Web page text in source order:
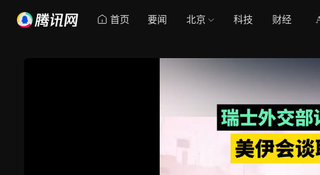
首页 要闻 北京 科技 财经